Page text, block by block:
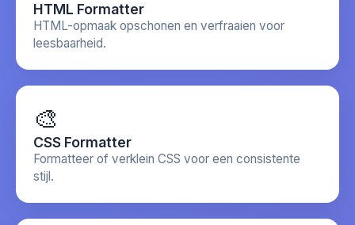
HTML Formatter
HTML-opmaak opschonen en verfraaien voor
leesbaarheid.
🎨
CSS Formatter
Formatteer of verklein CSS voor een consistente
stijl.